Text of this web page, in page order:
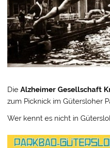
DieAlzheimer Gesellschaft
zum Picknick im Gütersloher
Wer kennt es nicht in